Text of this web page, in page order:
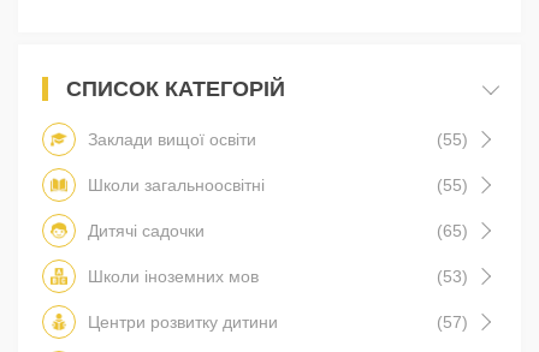
СПИСОК КАТЕГОРІЙ
Заклади вищої освіти (55)
Школи загальноосвітні (55)
Дитячі садочки (65)
Школи іноземних мов (53)
Центри розвитку дитини (57)